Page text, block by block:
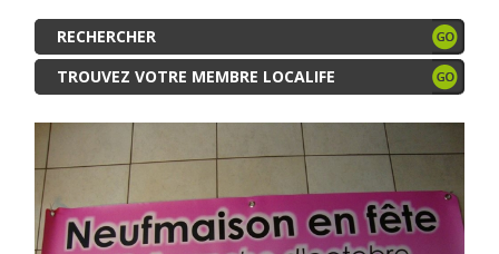
TROUVEZ VOTRE MEMBRE LOCALIFE